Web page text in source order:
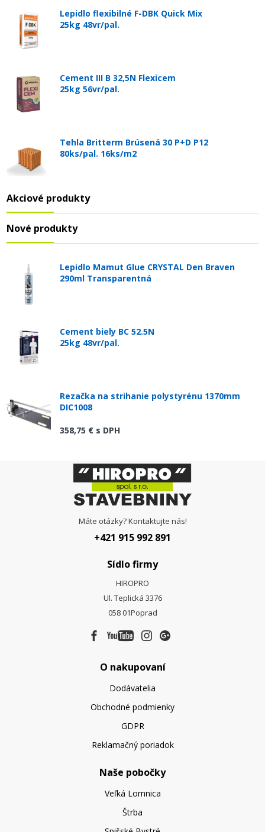
Lepidlo flexibilné F-DBK Quick Mix
25kg 48vr/pal.
Cement III B 32,5N Flexicem
25kg 56vr/pal.
Tehla Britterm Brúsená 30 P+D P12
80ks/pal. 16ks/m2
Akciové produkty
Nové produkty
Lepidlo Mamut Glue CRYSTAL Den Braven
290ml Transparentná
Cement biely BC 52.5N
25kg 48vr/pal.
Rezačka na strihanie polystyrénu 1370mm
DIC1008
358,75 € s DPH
Máte otázky? Kontaktujte nás!
+421 915 992 891
Sídlo firmy
HIROPRO
Ul. Teplická 3376
058 01Poprad
O nakupovaní
Dodávatelia
Obchodné podmienky
GDPR
Reklamačný poriadok
Naše pobočky
Veľká Lomnica
Štrba